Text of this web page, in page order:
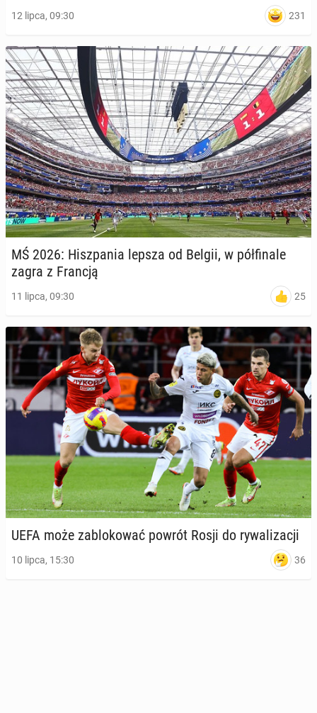
12 lipca, 09:30 231
MŚ 2026: Hisz­pa­nia lepsza od Belgii, w pół­fi­na­le
zagra z Francją
11 lipca, 09:30 25
UEFA może za­blo­ko­wać powrót Rosji do ry­wa­li­za­cji
10 lipca, 15:30 36